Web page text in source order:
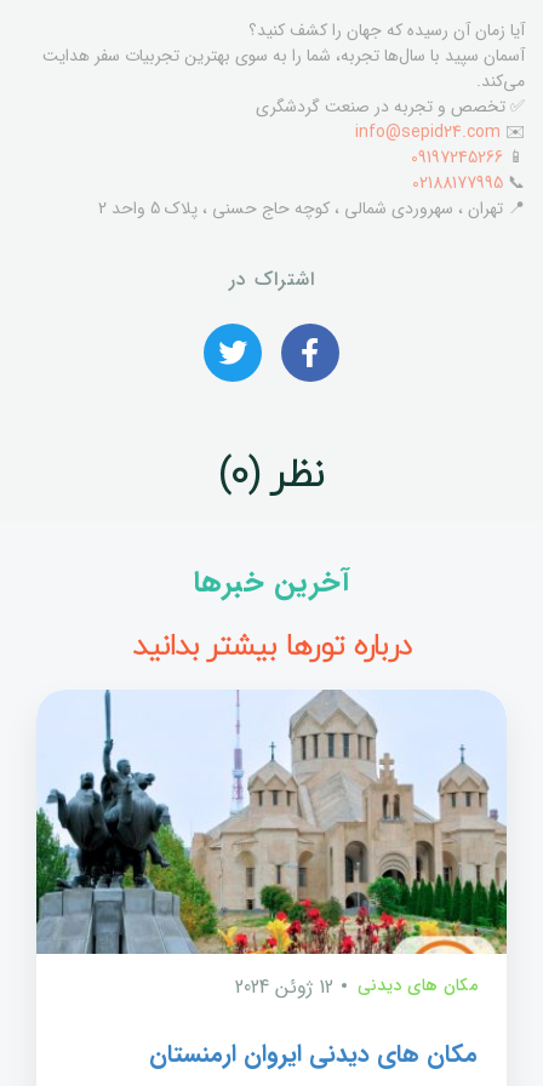
آیا زمان آن رسیده که جهان را کشف کنید؟
آسمان سپید با سال‌ها تجربه، شما را به سوی بهترین تجربیات سفر هدایت
می‌کند.
✅ تخصص و تجربه در صنعت گردشگری
✉️
info@sepid24.com
📱
09197245266
📞
02188177995
📍 تهران ، سهروردی شمالی ، کوچه حاج حسنی ، پلاک 5 واحد 2
اشتراک در
نظر (0)
آخرین خبرها
درباره تورها بیشتر بدانید
مکان های دیدنی 12 ژوئن 2024
مکان های دیدنی ایروان ارمنستان